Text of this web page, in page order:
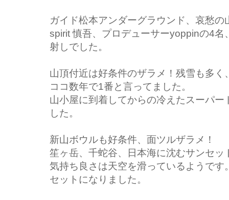
ガイド松本アンダーグラウンド、哀愁
spirit 慎吾、プロデューサーyoppinの4
射しでした。
山頂付近は好条件のザラメ！残雪も多
ココ数年で1番と言ってました。
山小屋に到着してからの冷えたスーパ
した。
新山ボウルも好条件、面ツルザラメ！
笙ヶ岳、千蛇谷、日本海に沈むサンセ
気持ち良さは天空を滑っているようで
セットになりました。